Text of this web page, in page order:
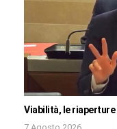
Viabilità, le